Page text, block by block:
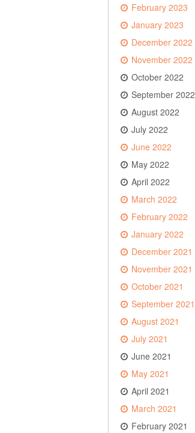
February 2023
January 2023
December 2022
November 2022
October 2022
September 2022
August 2022
July 2022
June 2022
May 2022
April 2022
March 2022
February 2022
January 2022
December 2021
November 2021
October 2021
September 2021
August 2021
July 2021
June 2021
May 2021
April 2021
March 2021
February 2021